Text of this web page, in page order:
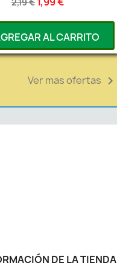
AL CARRITO
Ver mas ofertas 
DE LA TIENDA